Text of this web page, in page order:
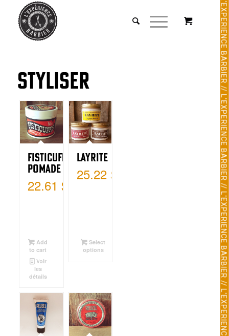
Styliser
Fisticuff
Pomade
22.61$
Add
to cart
Voir
les
détails
Layrite
25.22 $
Select
options